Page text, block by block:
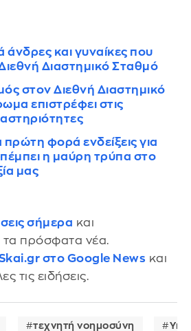
άνδρες και γυναίκες που
Διαστημικό Σταθμό
στον Διεθνή Διαστημικό
επιστρέφει στις
πρώτη φορά ενδείξεις για
η μαύρη τρύπα στο
μας
σήμερα και
τα πρόσφατα νέα.
στο Google News και
τις ειδήσεις.
τεχνητή νοημοσύνη